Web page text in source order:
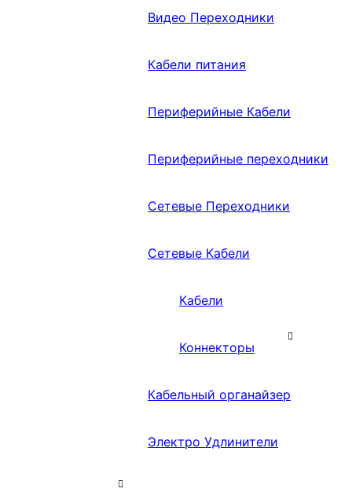
Видео Переходники
Кабели питания
Периферийные Кабели
Периферийные переходники
Сетевые Переходники
Сетевые Кабели
Кабели
Коннекторы
Кабельный органайзер
Электро Удлинители